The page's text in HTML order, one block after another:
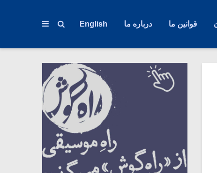
قوانین ما درباره ما English